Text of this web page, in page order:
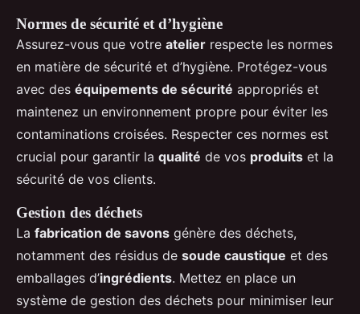
Normes de sécurité et d’hygiène
Assurez-vous que votre atelier respecte les normes
en matière de sécurité et d’hygiène. Protégez-vous
avec des équipements de sécurité appropriés et
maintenez un environnement propre pour éviter les
contaminations croisées. Respecter ces normes est
crucial pour garantir la qualité de vos produits et la
sécurité de vos clients.
Gestion des déchets
La fabrication de savons génère des déchets,
notamment des résidus de soude caustique et des
emballages d’ingrédients. Mettez en place un
système de gestion des déchets pour minimiser leur